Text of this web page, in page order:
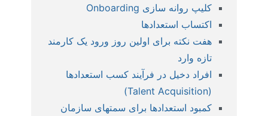
کلیپ روانه سازی Onboarding
اکتساب استعدادها
هفت نکته برای اولین روز ورود یک کارمند
تازه وارد
افراد دخیل در فرآیند کسب استعدادها
(Talent Acquisition)
کمبود استعدادها برای سمتهای سازمان